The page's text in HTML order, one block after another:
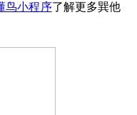
鸟小程序了解更多巽他